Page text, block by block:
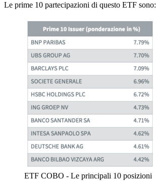
Le prime 10 partecipazioni di questo ETF sono:
ETF COBO - Le principali 10 posizioni